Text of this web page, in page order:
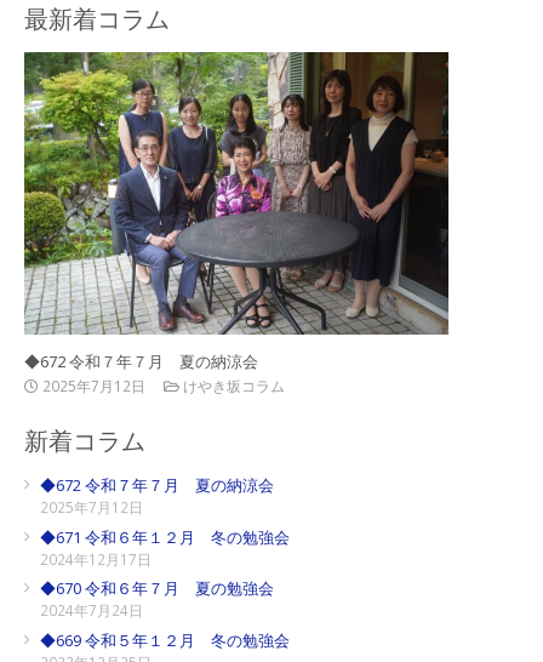
最新着コラム
◆672 令和７年７月 夏の納涼会
2025年7月12日 けやき坂コラム
新着コラム
◆672 令和７年７月 夏の納涼会
2025年7月12日
◆671 令和６年１２月 冬の勉強会
2024年12月17日
◆670 令和６年７月 夏の勉強会
2024年7月24日
◆669 令和５年１２月 冬の勉強会